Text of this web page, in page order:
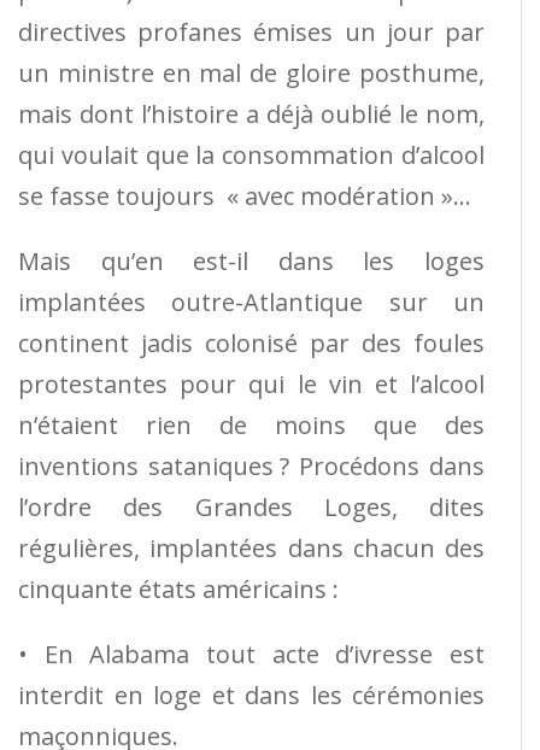
directives profanes émises un jour par
un ministre en mal de gloire posthume,
mais dont l’histoire a déjà oublié le nom,
qui voulait que la consommation d’alcool
se fasse toujours « avec modération »…
Mais qu’en est-il dans les loges
implantées outre-Atlantique sur un
continent jadis colonisé par des foules
protestantes pour qui le vin et l’alcool
n’étaient rien de moins que des
inventions sataniques ? Procédons dans
l’ordre des Grandes Loges, dites
régulières, implantées dans chacun des
cinquante états américains :
• En Alabama tout acte d’ivresse est
interdit en loge et dans les cérémonies
maçonniques.